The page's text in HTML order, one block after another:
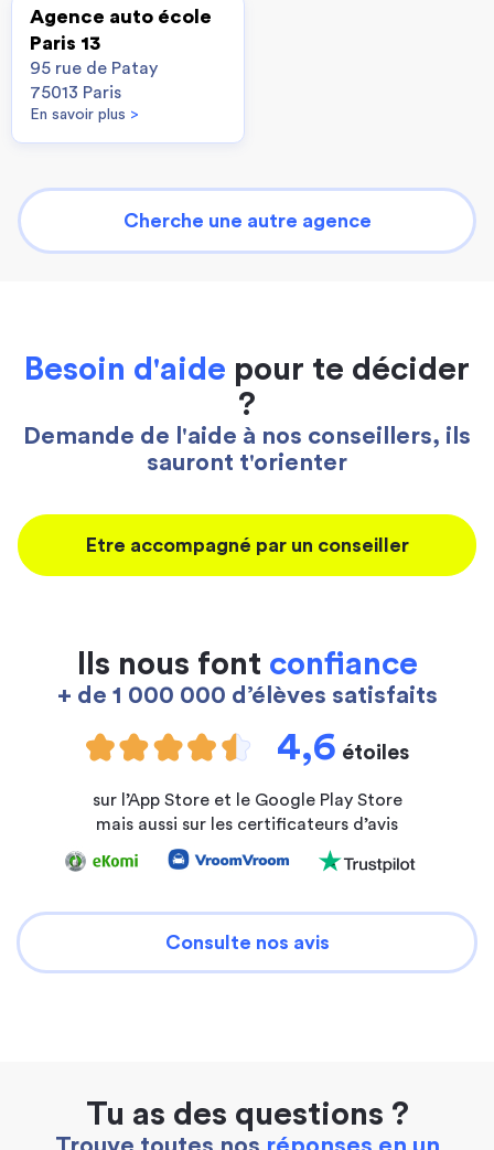
Agence auto école
Paris 13
95 rue de Patay
75013 Paris
En savoir plus >
Cherche une autre agence
Besoin d'aide pour te décider
?
Demande de l'aide à nos conseillers, ils
sauront t'orienter
Etre accompagné par un conseiller
Ils nous font confiance
+ de 1 000 000 d’élèves satisfaits
4,6 étoiles
sur l’App Store et le Google Play Store
mais aussi sur les certificateurs d’avis
Consulte nos avis
Tu as des questions ?